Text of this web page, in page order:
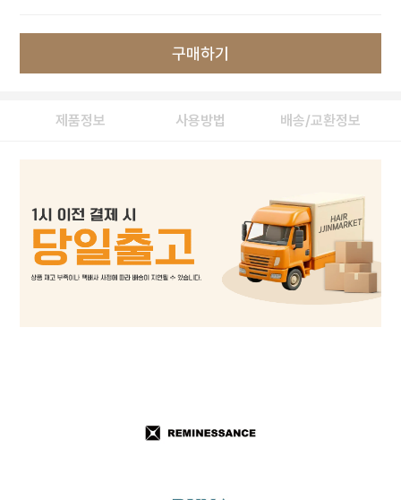
구매하기
제품정보 사용방법 배송/교환정보